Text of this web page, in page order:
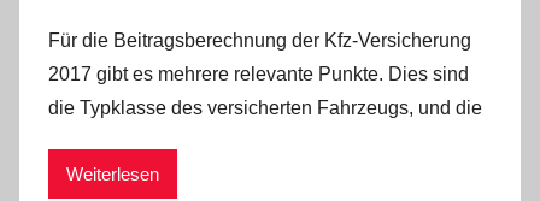
n
C
W
Für die Beitragsberechnung der Kfz-Versicherung
2017 gibt es mehrere relevante Punkte. Dies sind
die Typklasse des versicherten Fahrzeugs, und die
Weiterlesen